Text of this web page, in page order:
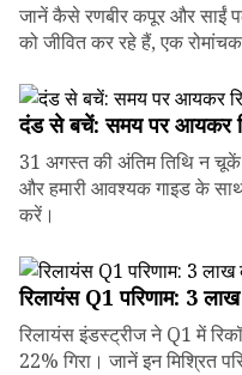
जानें कैसे रणबीर कपूर और साईं
को जीवित कर रहे हैं, एक
दंड से बचें: समय पर आयकर
31 अगस्त की अंतिम तिथि न
और हमारी आवश्यक गाइड के
करें।
रिलायंस Q1 परिणाम: ₹3
रिलायंस इंडस्ट्रीज ने Q1 में
22% गिरा। जानें इन मिश्रित